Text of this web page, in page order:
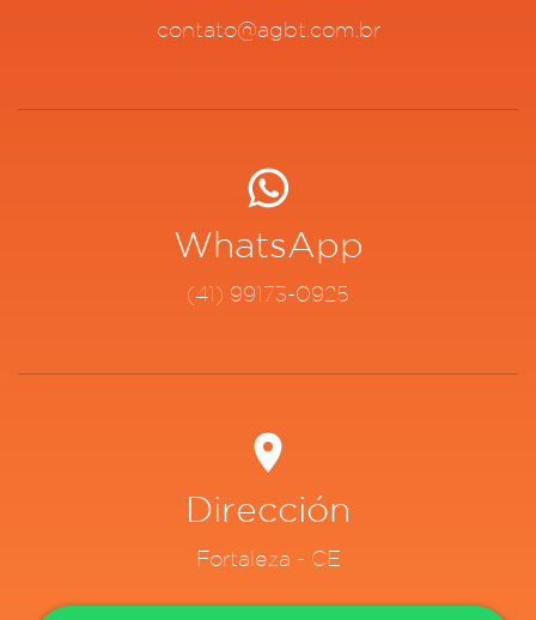
contato@agbt.com.br
WhatsApp
(41) 99173-0925
Dirección
Fortaleza - CE